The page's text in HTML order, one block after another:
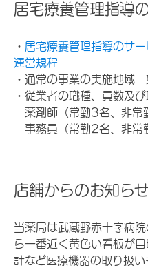
居宅療養管理指導
・ 居宅療養管理指導のサ
運営規程
・通常の事業の実施地域
・従業者の職種、員数及
薬剤師（常勤3名、非常
事務員（常勤2名、非常
店舗からのお知ら
当薬局は武蔵野赤十字病
ら一番近く黄色い看板が
計など医療機器の取り扱